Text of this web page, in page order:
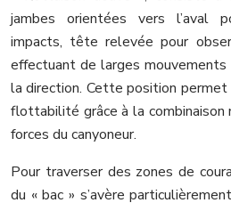
jambes orientées vers l’aval
impacts, tête relevée pour
effectuant de larges
la direction. Cette position
flottabilité grâce à la
forces du canyoneur.
Pour traverser des zones de
du « bac » s’avère